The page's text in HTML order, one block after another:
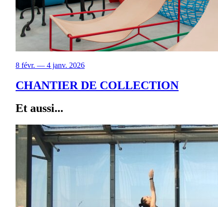
8 févr. — 4 janv. 2026
CHANTIER DE COLLECTION
Et aussi...